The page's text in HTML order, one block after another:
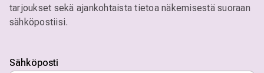
tarjoukset sekä ajankohtaista tietoa näkemisestä suoraan
sähköpostiisi.
Sähköposti